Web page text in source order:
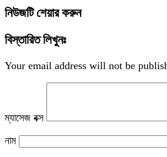
নিউজটি শেয়ার করুন
বিস্তারিত লিখুনঃ
Your email address will not be
ম্যাসেজ বক্স
নাম